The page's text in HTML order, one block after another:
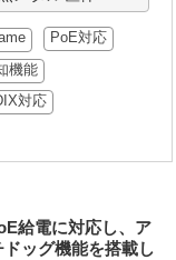
PoE対応
機能
対応
給電に対応し、ア
ッグ機能を搭載し